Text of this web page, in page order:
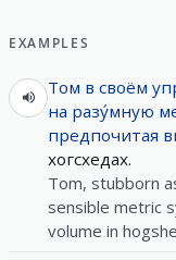
EXAMPLES
Том в своём
на разу́мную
предпочитая
хогсхедах.
Tom, stubborn
sensible metric
volume in